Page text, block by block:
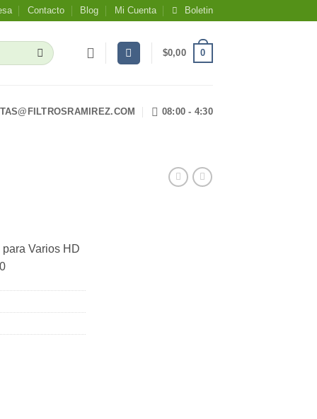
Contacto Blog Mi Cuenta Boletin
$0,00 0
08:00 - 4:30
Varios HD